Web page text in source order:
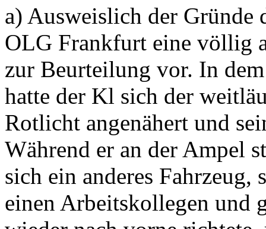
a) Ausweislich der Gründe
OLG Frankfurt eine völlig
zur Beurteilung vor. In
hatte der Kl sich der
Rotlicht angenähert und
Während er an der Ampel
sich ein anderes Fahrzeug,
einen Arbeitskollegen und